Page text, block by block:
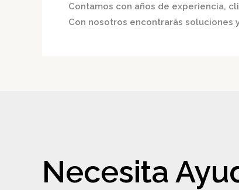
Contamos con años de experiencia,
Con nosotros encontrarás soluciones
Necesita